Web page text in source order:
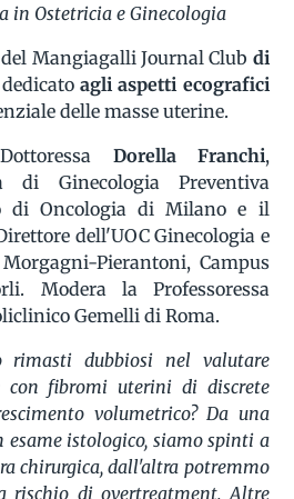
in Ostetricia e Ginecologia
Mangiagalli Journal Club di
agli aspetti ecografici
delle masse uterine.
Dorella Franchi,
di Ginecologia Preventiva
di Oncologia di Milano e il
dell'UOC Ginecologia e
Pierantoni, Campus
Modera la Professoressa
Gemelli di Roma.
rimasti dubbiosi nel valutare
con fibromi uterini di discrete
volumetrico? Da una
esame istologico, siamo spinti a
chirurgica, dall'altra potremmo
rischio di overtreatment. Altre